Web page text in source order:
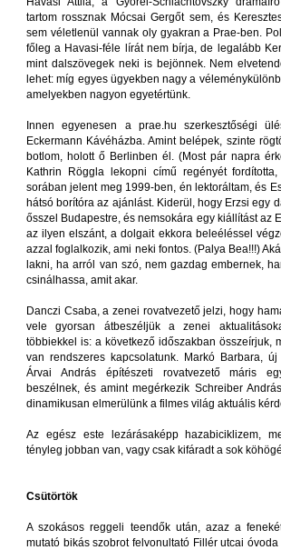
tartom rossznak Mócsai Gergőt sem, és
sem véletlenül vannak oly gyakran a Prae-ben.
főleg a Havasi-féle lírát nem bírja, de legalább
mint dalszövegek neki is bejönnek. Nem
lehet: míg egyes ügyekben nagy a
amelyekben nagyon egyetértünk.
Innen egyenesen a prae.hu szerkesztőségi
Eckermann Kávéházba. Amint belépek, szinte
botlom, holott ő Berlinben él. (Most pár napra
Kathrin Röggla lekopni című regényét
sorában jelent meg 1999-ben, én lektoráltam, és
hátsó borítóra az ajánlást. Kiderül, hogy Erzsi egy
ősszel Budapestre, és nemsokára egy kiállítást az
az ilyen elszánt, a dolgait ekkora beleéléssel
azzal foglalkozik, ami neki fontos. (Palya Bea!!!)
lakni, ha arról van szó, nem gazdag embernek,
csinálhassa, amit akar.
Danczi Csaba, a zenei rovatvezető jelzi, hogy
vele gyorsan átbeszéljük a zenei
többiekkel is: a következő időszakban összeírjuk,
van rendszeres kapcsolatunk. Markó Barbara,
Árvai András építészeti rovatvezető máris
beszélnek, és amint megérkezik Schreiber
dinamikusan elmerülünk a filmes világ aktuális
Az egész este lezárásaképp hazabiciklizem,
tényleg jobban van, vagy csak kifáradt a sok
Csütörtök
A szokásos reggeli teendők után, azaz a
mutató bikás szobrot felvonultató Fillér utcai